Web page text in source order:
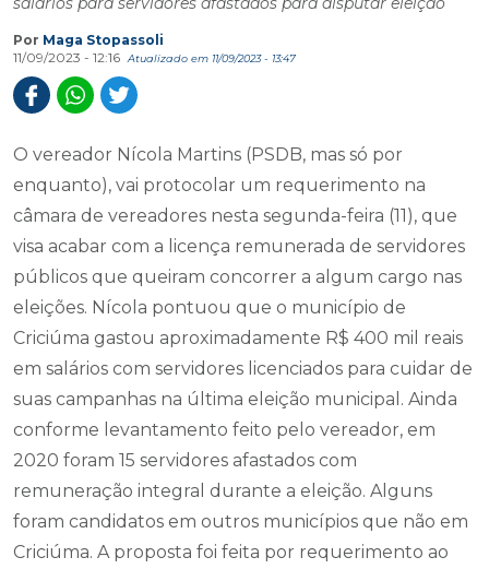
Por Maga Stopassoli
11/09/2023 - 12:16
Atualizado em 11/09/2023 - 13:47
O vereador Nícola Martins (PSDB, mas só por
enquanto), vai protocolar um requerimento na
câmara de vereadores nesta segunda-feira (11), que
visa acabar com a licença remunerada de servidores
públicos que queiram concorrer a algum cargo nas
eleições. Nícola pontuou que o município de
Criciúma gastou aproximadamente R$ 400 mil reais
em salários com servidores licenciados para cuidar de
suas campanhas na última eleição municipal. Ainda
conforme levantamento feito pelo vereador, em
2020 foram 15 servidores afastados com
remuneração integral durante a eleição. Alguns
foram candidatos em outros municípios que não em
Criciúma. A proposta foi feita por requerimento ao